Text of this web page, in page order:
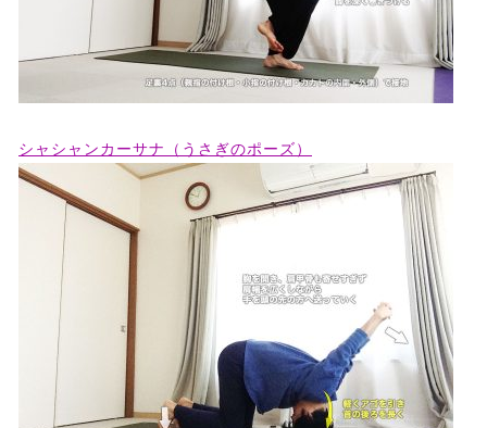
シャシャンカーサナ（うさぎのポーズ）